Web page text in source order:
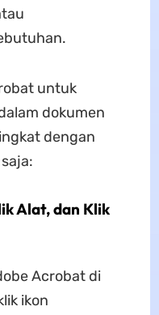
untuk
dokumen
dengan
Alat, dan Klik
Acrobat di
ikon